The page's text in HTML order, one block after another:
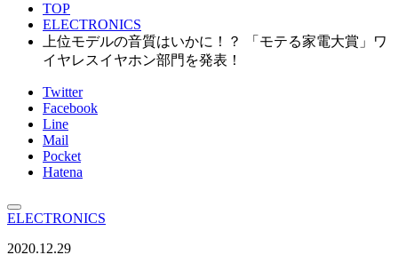
TOP
ELECTRONICS
上位モデルの音質はいかに！？ 「モテる家電大賞」ワ
イヤレスイヤホン部門を発表！
Twitter
Facebook
Line
Mail
Pocket
Hatena
ELECTRONICS
2020.12.29